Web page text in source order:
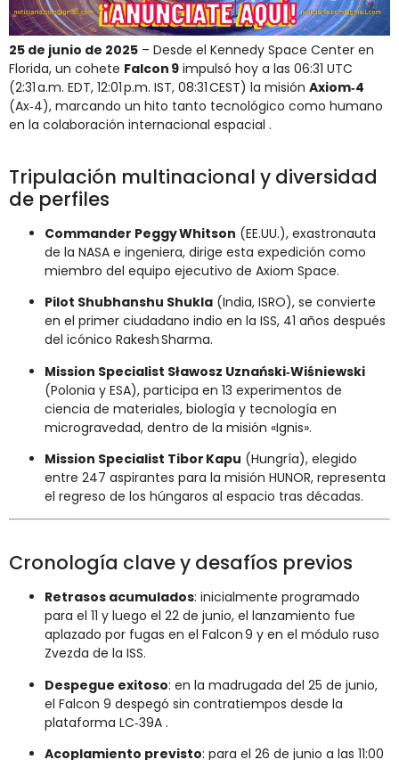
25 de junio de 2025 – Desde el Kennedy Space Center en
Florida, un cohete Falcon 9 impulsó hoy a las 06:31 UTC
(2:31 a.m. EDT, 12:01 p.m. IST, 08:31 CEST) la misión Axiom‑4
(Ax‑4), marcando un hito tanto tecnológico como humano
en la colaboración internacional espacial .
Tripulación multinacional y diversidad
de perfiles
Commander Peggy Whitson (EE.UU.), exastronauta
de la NASA e ingeniera, dirige esta expedición como
miembro del equipo ejecutivo de Axiom Space.
Pilot Shubhanshu Shukla (India, ISRO), se convierte
en el primer ciudadano indio en la ISS, 41 años después
del icónico Rakesh Sharma.
Mission Specialist Sławosz Uznański‑Wiśniewski
(Polonia y ESA), participa en 13 experimentos de
ciencia de materiales, biología y tecnología en
microgravedad, dentro de la misión «Ignis».
Mission Specialist Tibor Kapu (Hungría), elegido
entre 247 aspirantes para la misión HUNOR, representa
el regreso de los húngaros al espacio tras décadas.
Cronología clave y desafíos previos
Retrasos acumulados: inicialmente programado
para el 11 y luego el 22 de junio, el lanzamiento fue
aplazado por fugas en el Falcon 9 y en el módulo ruso
Zvezda de la ISS.
Despegue exitoso: en la madrugada del 25 de junio,
el Falcon 9 despegó sin contratiempos desde la
plataforma LC‑39A .
Acoplamiento previsto: para el 26 de junio a las 11:00